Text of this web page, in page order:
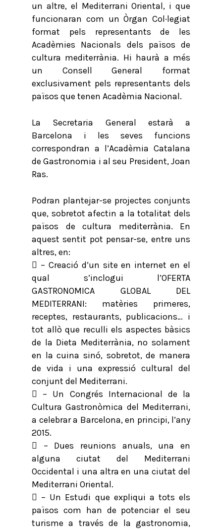
un altre, el Mediterrani Oriental, i que
funcionaran com un Òrgan Col·legiat
format pels representants de les
Acadèmies Nacionals dels països de
cultura mediterrània. Hi haurà a més
un Consell General format
exclusivament pels representants dels
països que tenen Acadèmia Nacional.
La Secretaria General estarà a
Barcelona i les seves funcions
correspondran a l’Acadèmia Catalana
de Gastronomia i al seu President, Joan
Ras.
Podran plantejar-se projectes conjunts
que, sobretot afectin a la totalitat dels
països de cultura mediterrània. En
aquest sentit pot pensar-se, entre uns
altres, en:
 – Creació d’un site en internet en el
qual s’inclogui l’OFERTA
GASTRONOMICA GLOBAL DEL
MEDITERRANI: matèries primeres,
receptes, restaurants, publicacions… i
tot allò que reculli els aspectes bàsics
de la Dieta Mediterrània, no solament
en la cuina sinó, sobretot, de manera
de vida i una expressió cultural del
conjunt del Mediterrani.
 – Un Congrés Internacional de la
Cultura Gastronòmica del Mediterrani,
a celebrar a Barcelona, en principi, l’any
2015.
 – Dues reunions anuals, una en
alguna ciutat del Mediterrani
Occidental i una altra en una ciutat del
Mediterrani Oriental.
 – Un Estudi que expliqui a tots els
països com han de potenciar el seu
turisme a través de la gastronomia,